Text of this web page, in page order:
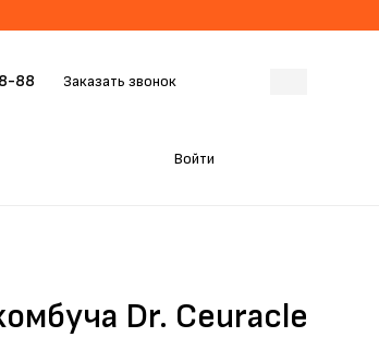
88 Заказать звонок
Войти
Dr. Ceuracle